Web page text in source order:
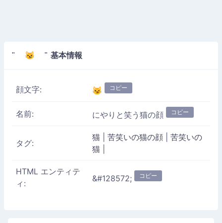
" 😼 " 基本情報
顔文字: 😼 コピー
名前: にやりと笑う猫の顔 コピー
タグ:
猫 苦笑いの猫の顔
苦笑いの
猫
HTML エンティテ
ィ:
&#128572; コピー